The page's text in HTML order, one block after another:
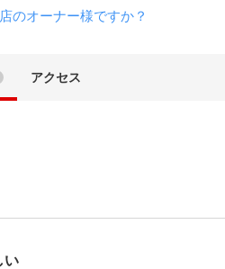
のオーナー様ですか？
アクセス
い